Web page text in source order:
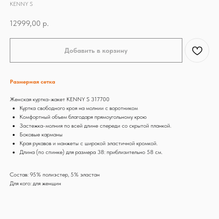
KENNY S
12999,00 р.
Добавить в корзину
Размерная сетка
Женская куртка-жакет KENNY S 317700
Куртка свободного кроя на молнии с воротником
Комфортный объем благодаря прямоугольному крою
Застежка-молния по всей длине спереди со скрытой планкой.
Боковые карманы
Края рукавов и манжеты с широкой эластичной кромкой.
Длина (по спинке) для размера 38: приблизительно 58 см.
Состав: 95% полиэстер, 5% эластан
Для кого: для женщин